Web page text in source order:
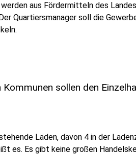
aus Fördermitteln des
Quartiersmanager soll die
sollen den
Läden, davon 4 in der
es. Es gibt keine großen